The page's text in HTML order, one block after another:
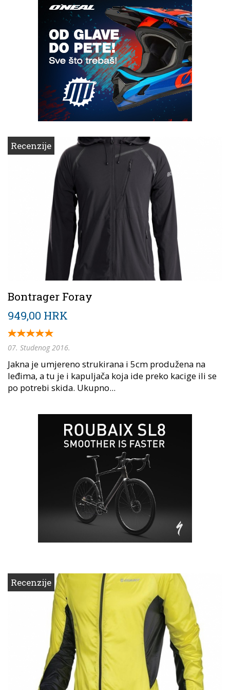
Recenzije
Bontrager Foray
949,00 HRK
07. Studenog 2016.
Jakna je umjereno strukirana i 5cm produžena na
leđima, a tu je i kapuljača koja ide preko kacige ili se
po potrebi skida. Ukupno...
Recenzije